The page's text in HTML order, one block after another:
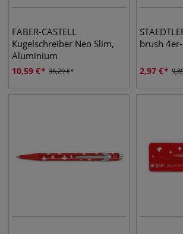
FABER-CASTELL
Kugelschreiber Neo Slim,
Aluminium
10,59 € 35,29€
brush
2,97 €